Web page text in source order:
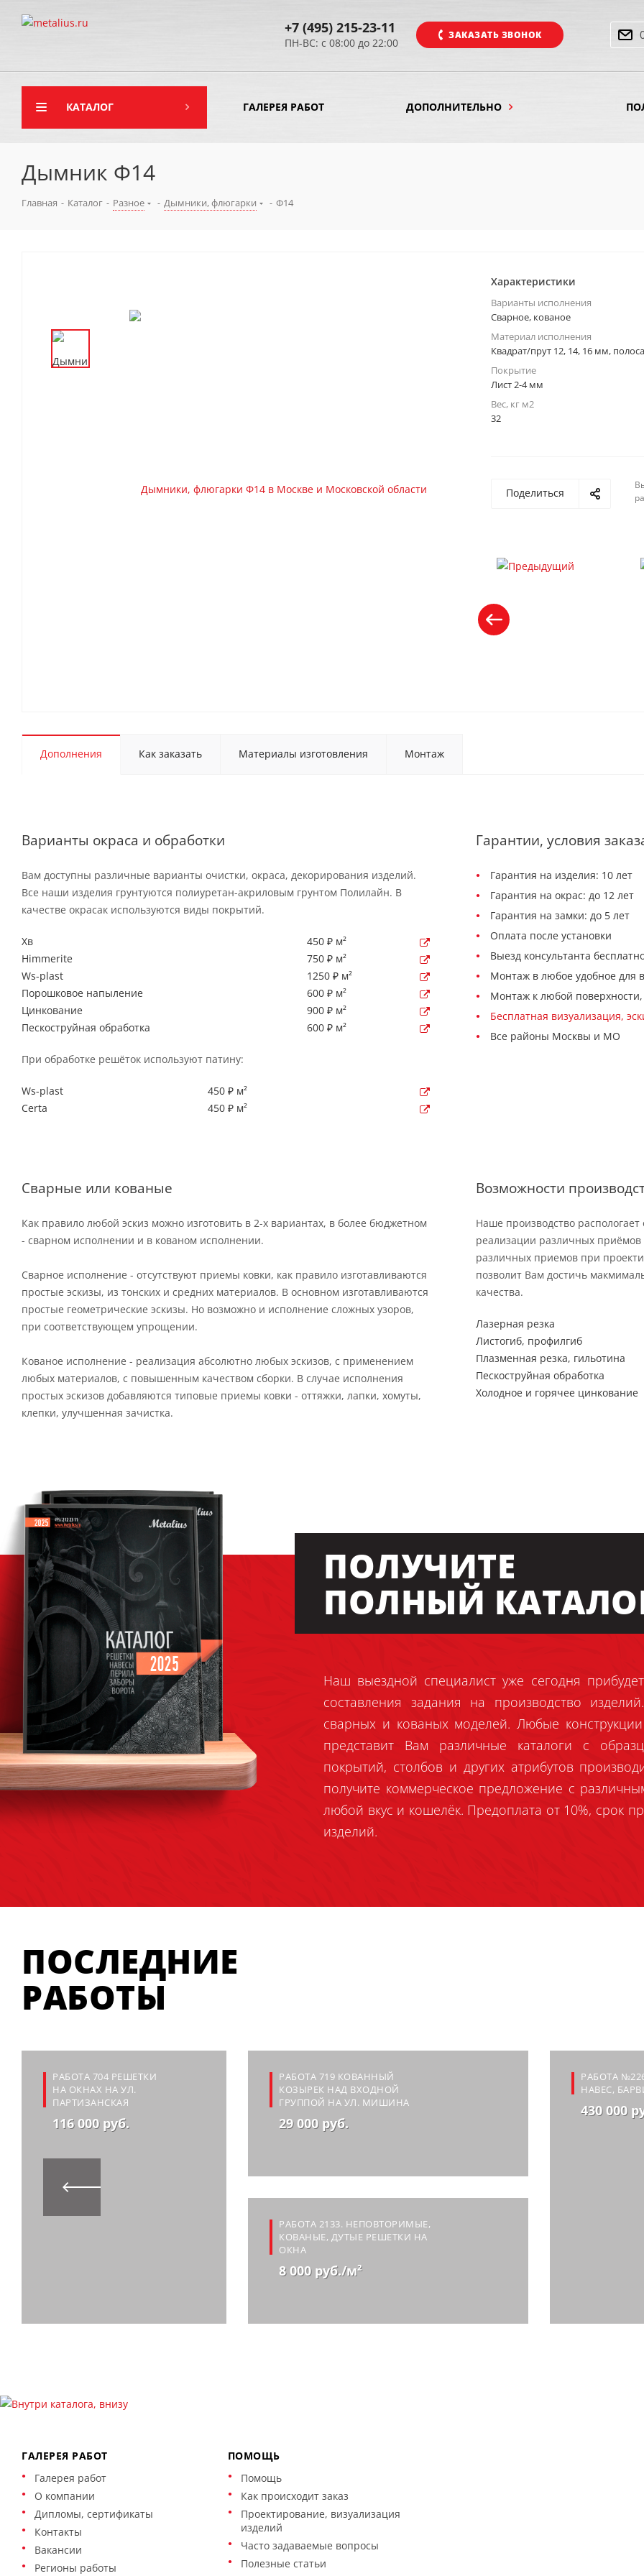
ЗАКАЗАТЬ ЗВОНОК
+7 (495) 215-23-11
ПН-ВС: с 08:00 до 22:00
КАТАЛОГ ГАЛЕРЕЯ РАБОТ ДОПОЛНИТЕЛЬНО
Дымник Ф14
Главная - Каталог - Разное - Дымники, флюгарки - Ф14
Характеристики
Варианты исполнения
Сварное, кованое
Материал исполнения
Квадрат/прут 12, 14, 16 мм, полоса
Покрытие
Лист 2-4 мм
Вес, кг м2
32
Поделиться
Дополнения Как заказать Материалы изготовления Монтаж
Варианты окраса и обработки
Вам доступны различные варианты очистки, окраса, декорирования изделий.
Все наши изделия грунтуются полиуретан-акриловым грунтом Полилайн. В
качестве окрасак используются виды покрытий.
Хв
450 ₽ м²
Himmerite
750 ₽ м²
Ws-plast
1250 ₽ м²
Порошковое напыление
600 ₽ м²
Цинкование
900 ₽ м²
Пескоструйная обработка
600 ₽ м²
При обработке решёток используют патину:
Ws-plast
450 ₽ м²
Certa
450 ₽ м²
Гарантии, условия
Гарантия на изделия: 10 лет
Гарантия на окрас: до 12 лет
Гарантия на замки: до 5 лет
Оплата после установки
Выезд консультанта
Монтаж в любое удобное для
Монтаж к любой
Бесплатная визуализация,
Все районы Москвы и МО
Сварные или кованые
Как правило любой эскиз можно изготовить в 2-х вариантах, в более бюджетном
- сварном исполнении и в кованом исполнении.
Сварное исполнение - отсутствуют приемы ковки, как правило изготавливаются
простые эскизы, из тонских и средних материалов. В основном изготавливаются
простые геометрические эскизы. Но возможно и исполнение сложных узоров,
при соответствующем упрощении.
Кованое исполнение - реализация абсолютно любых эскизов, с применением
любых материалов, с повышенным качеством сборки. В случае исполнения
простых эскизов добавляются типовые приемы ковки - оттяжки, лапки, хомуты,
клепки, улучшенная зачистка.
Возможности
Наше производство
реализации различных
различных приемов при
позволит Вам достичь
качества.
Лазерная резка
Листогиб, профилгиб
Плазменная резка, гильотина
Пескоструйная обработка
Холодное и горячее цинкование
ПОЛУЧИТЕ
ПОЛНЫЙ
Наш выездной специалист уже сегодня
составления задания на производство
сварных и кованых моделей. Любые
представит Вам различные каталоги с
покрытий, столбов и других атрибутов
получите коммерческое предложение с
любой вкус и кошелёк. Предоплата от 10%, срок
изделий.
ПОСЛЕДНИЕ
РАБОТЫ
РАБОТА 704 РЕШЕТКИ
НА ОКНАХ НА УЛ.
ПАРТИЗАНСКАЯ
116 000 руб.
РАБОТА 719 КОВАННЫЙ
КОЗЫРЕК НАД ВХОДНОЙ
ГРУППОЙ НА УЛ. МИШИНА
29 000 руб.
РАБОТА 2133. НЕПОВТОРИМЫЕ,
КОВАНЫЕ, ДУТЫЕ РЕШЕТКИ НА
ОКНА
8 000 руб./м²
РАБОТА
НАВЕС,
430 000
ГАЛЕРЕЯ РАБОТ
Галерея работ
О компании
Дипломы, сертификаты
Контакты
Вакансии
Регионы работы
ПОМОЩЬ
Помощь
Как происходит заказ
Проектирование, визуализация
изделий
Часто задаваемые вопросы
Полезные статьи